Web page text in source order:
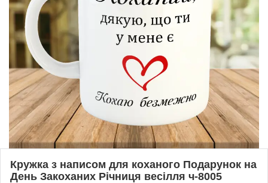
Кружка з написом для коханого Подарунок на
День Закоханих Річниця весілля ч-8005